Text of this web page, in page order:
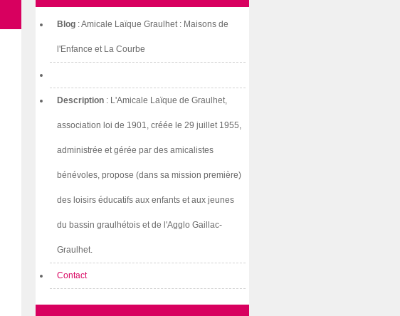
Blog : Amicale Laïque Graulhet : Maisons de
l'Enfance et La Courbe
Description : L'Amicale Laïque de Graulhet,
association loi de 1901, créée le 29 juillet 1955,
administrée et gérée par des amicalistes
bénévoles, propose (dans sa mission première)
des loisirs éducatifs aux enfants et aux jeunes
du bassin graulhétois et de l'Agglo Gaillac-
Graulhet.
Contact